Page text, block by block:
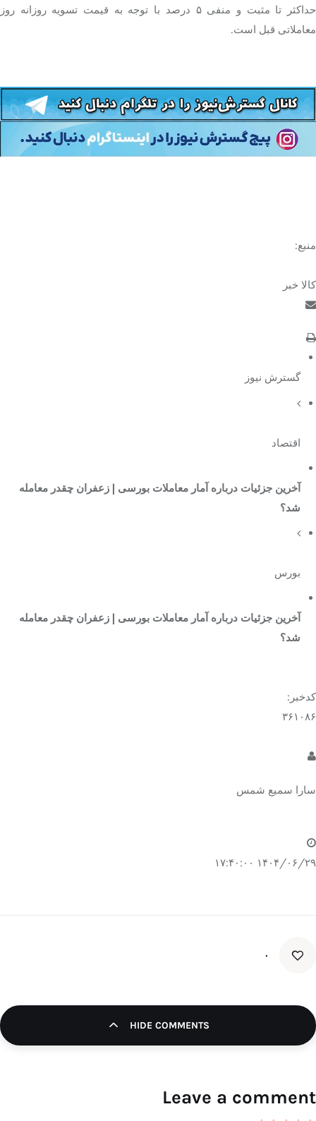
حداکثر تا مثبت و منفی ۵ درصد با توجه به قیمت تسویه روزانه روز
معاملاتی قبل است.
منبع:
کالا خبر
گسترش نیوز
اقتصاد
آخرین جزئیات درباره آمار معاملات بورسی | زعفران چقدر معامله
شد؟
بورس
آخرین جزئیات درباره آمار معاملات بورسی | زعفران چقدر معامله
شد؟
کدخبر:
۳۶۱۰۸۶
سارا سمیع شمس
۱۴۰۴/۰۶/۲۹ ۱۷:۴۰:۰۰
۰
HIDE COMMENTS
Leave a comment